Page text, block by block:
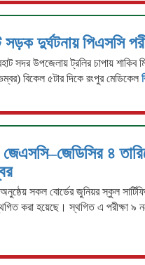
সড়ক দুর্ঘটনায় পিএসসি
সদর উপজেলায় ট্রলির চাপায় শাকিব
বিকেল ৫টার দিকে রংপুর মেডিকেল
৪
সকল বোর্ডের জুনিয়র স্কুল
করা হয়েছে। স্থগিত এ পরীক্ষা ৯